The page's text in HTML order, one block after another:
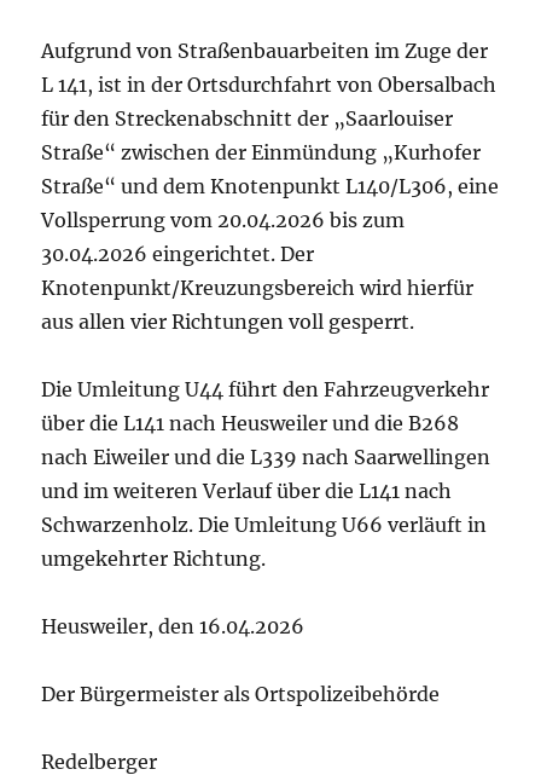
Aufgrund von Straßenbauarbeiten im Zuge der
L 141, ist in der Ortsdurchfahrt von Obersalbach
für den Streckenabschnitt der „Saarlouiser
Straße“ zwischen der Einmündung „Kurhofer
Straße“ und dem Knotenpunkt L140/L306, eine
Vollsperrung vom 20.04.2026 bis zum
30.04.2026 eingerichtet. Der
Knotenpunkt/Kreuzungsbereich wird hierfür
aus allen vier Richtungen voll gesperrt.
Die Umleitung U44 führt den Fahrzeugverkehr
über die L141 nach Heusweiler und die B268
nach Eiweiler und die L339 nach Saarwellingen
und im weiteren Verlauf über die L141 nach
Schwarzenholz. Die Umleitung U66 verläuft in
umgekehrter Richtung.
Heusweiler, den 16.04.2026
Der Bürgermeister als Ortspolizeibehörde
Redelberger